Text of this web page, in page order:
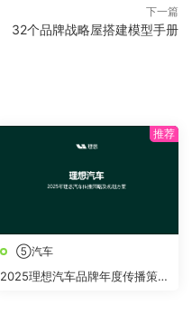
下一篇
32个品牌战略屋搭建模型手册
⑤汽车
2025理想汽车品牌年度传播策略